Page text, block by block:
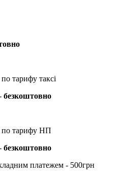
тарифу таксі
безкоштовно
по тарифу НП
безкоштовно
платежем - 500грн